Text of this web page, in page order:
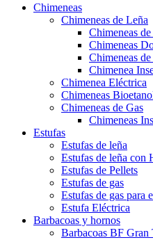
Chimeneas
Chimeneas de Leña
Chimeneas
Chimeneas
Chimeneas
Chimenea
Chimenea Eléctrica
Chimeneas
Chimeneas de Gas
Chimeneas
Estufas
Estufas de leña
Estufas de leña con
Estufas de Pellets
Estufas de gas
Estufas de gas para
Estufa Eléctrica
Barbacoas y hornos
Barbacoas BF Gran